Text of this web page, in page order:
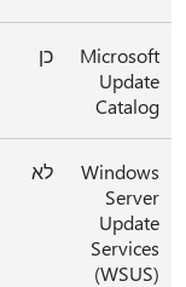
Microsoft
Update
Catalog
כן
Windows
Server
Update
Services
(‏WSUS)
לא